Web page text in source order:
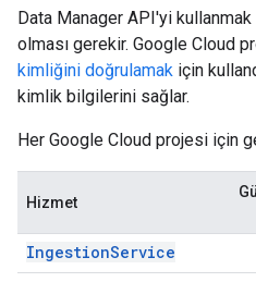
Data Manager API'yi
olması gerekir. Google Cloud
kimliğini doğrulamak için
kimlik bilgilerini sağlar.
Her Google Cloud projesi için
Hizmet
IngestionService